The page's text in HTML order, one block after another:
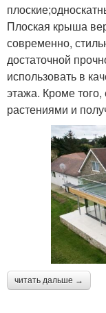
Плоская крыша
современно,
достаточной
использовать в
этажа. Кроме
растениями и
читать дальше →